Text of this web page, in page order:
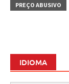
PREÇO ABUSIVO
IDIOMA